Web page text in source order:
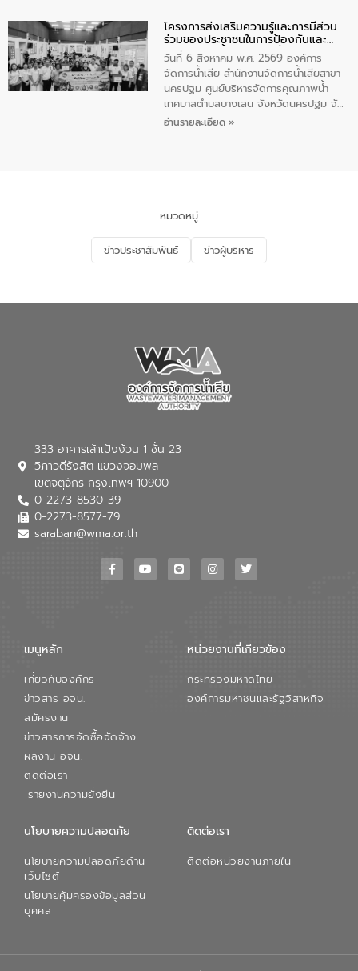
ประชาชน ตัวแทนจากโรงแรมต่างๆ ในเขต
เทศบาลตำบลราไวย์ ศูนย์บริหารจัดการ
คุณภาพน้ำเทศบาลตำบลราไวย์ นำโดยนาย
น้อย แก้วเศษ ผู้จัดการสำนักงานจัดการน้ำ
เสียสาขาภูเก็ต พร้อมด้วยเจ้าหน้าที่ จำนวน
5 คน ร่วมทำกิจกรรม ทำความสะอาด
ชายหาดและแหล่งท่องเที่ยว ณ บริเวณ
โครงการส่งเสริมความรู้และการมีส่วน
ร่วมของประชาชนในการป้องกันและ
แก้ไขปัญหาน้ำเสียอย่างยั่งยืน
วันที่ 6 สิงหาคม พ.ศ. 2569 องค์การ
จัดการน้ำเสีย สำนักงานจัดการน้ำเสียสาขา
นครปฐม ศูนย์บริหารจัดการคุณภาพน้ำ
เทศบาลตำบลบางเลน จังหวัดนครปฐม จัด
กิจกรรมภายใต้โครงการส่งเสริมความรู้และ
จัดการน้ำเสียและสร้างจิตสำนึกในการ
อนุรักษ์สิ่งแวดล้อม ในหัวข้อ “น้ำเสียชุมชน
และการบำบัดน้ำเสียเบื้องต้น” โดยให้ความรู้
เกี่ยวกับสาเหตุและผลกระทบของน้ำเสีย
ณ เทศบาลตำบลบางเลน จังหวัดนครปฐม
อ่านรายละเอียด »
หมวดหมู่
ข่าวประชาสัมพันธ์ ข่าวผู้บริหาร
333 อาคารเล้าเป้งง้วน 1 ชั้น 23
วิภาวดีรังสิต แขวงจอมพล
เขตจตุจักร กรุงเทพฯ 10900
0-2273-8530-39
0-2273-8577-79
saraban@wma.or.th
เมนูหลัก
เกี่ยวกับองค์กร
ข่าวสาร อจน.
สมัครงาน
ข่าวสารการจัดซื้อจัดจ้าง
ผลงาน อจน.
ติดต่อเรา
รายงานความยั่งยืน
หน่วยงานที่เกียวข้อง
กระทรวงมหาดไทย
องค์การมหาชนและรัฐวิสาหกิจ
นโยบายความปลอดภัย
นโยบายความปลอดภัยด้าน
เว็บไซต์
นโยบายคุ้มครองข้อมูลส่วน
บุคคล
ติดต่อเรา
ติดต่อหน่วยงานภายใน